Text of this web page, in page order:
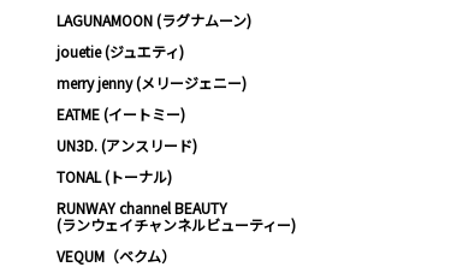
LAGUNAMOON (ラグナムーン)
jouetie (ジュエティ)
merry jenny (メリージェニー)
EATME (イートミー)
UN3D. (アンスリード)
TONAL (トーナル)
RUNWAY channel BEAUTY
(ランウェイチャンネルビューティー)
VEQUM（ベクム）